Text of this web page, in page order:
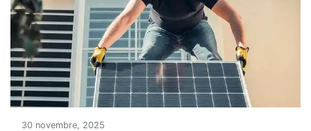
30 novembre, 2025